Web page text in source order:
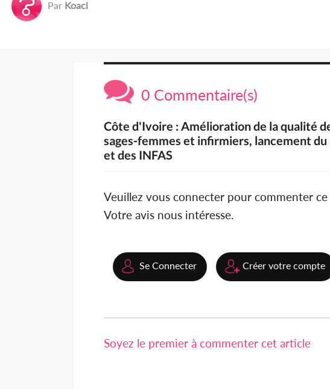
Par Koaci
0 Commentaire(s)
Côte d'Ivoire : Amélioration de la qualité
sages-femmes et infirmiers, lancement
et des INFAS
Veuillez vous connecter pour commenter
Votre avis nous intéresse.
Se Connecter Créer votre compte
Soyez le premier à commenter cet article